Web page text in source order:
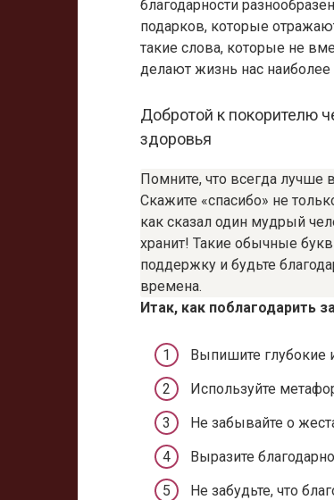
благодарности
подарков, которые
такие слова, которые не
делают жизнь нас наиболее
Добротой к покорителю
здоровья
Помните, что всегда лучше
Скажите «спасибо» не
как сказал один мудрый
хранит! Такие обычные
поддержку и будьте
времена.
Итак, как поблагодарить
Выпишите глубокие
Используйте
Не забывайте о
Выразите
Не забудьте, что